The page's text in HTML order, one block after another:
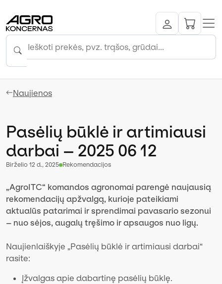
Naujienos
Pasėlių būklė ir artimiausi
darbai – 2025 06 12
birželio 12 d., 2025 Rekomendacijos
„AgroITC“ komandos agronomai parengė naujausią
rekomendacijų apžvalgą, kurioje pateikiami
aktualūs patarimai ir sprendimai pavasario sezonui
– nuo sėjos, augalų tręšimo ir apsaugos nuo ligų.
Naujienlaiškyje „Pasėlių būklė ir artimiausi darbai“
rasite:
Įžvalgas apie dabartinę pasėlių būklę.